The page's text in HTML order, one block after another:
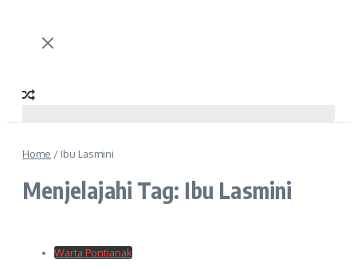
Home / Ibu Lasmini
Menjelajahi Tag: Ibu Lasmini
Warta Pontianak